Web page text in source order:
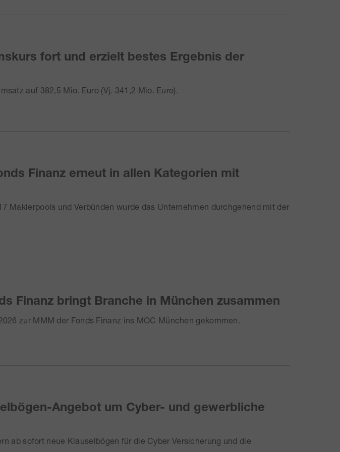
fort und erzielt bestes Ergebnis der
auf 382,5 Mio. Euro (Vj. 341,2 Mio. Euro).
Finanz erneut in allen Kategorien mit
Maklerpools und Verbünden wurde das Unternehmen durchgehend mit der
Finanz bringt Branche in München zusammen
zur MMM der Fonds Finanz ins MOC München gekommen.
Angebot um Cyber- und gewerbliche
ab sofort neue Klauselbögen für die Cyber Versicherung und die